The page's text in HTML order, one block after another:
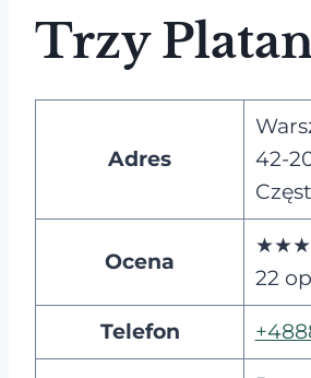
Trzy
Adres
42-
Ocena
22
Telefon